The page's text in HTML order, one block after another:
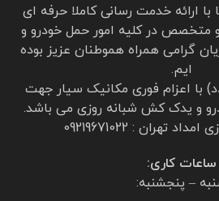
ارائه خدمت رسانی کاملا حرفه ای
در کلیه امور حمل خودرو و
گرامی همراه هموطنان عزیز بوده
ایم.
با اعزام فوری مکانیک سیار جهت
و یدک کش شبانه روزی می باشد.
تهران : 09219671022
ساعات کاری:
– پنجشنبه: